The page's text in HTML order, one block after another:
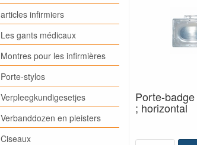
articles infirmiers
Les gants médicaux
Montres pour les infirmières
Porte-stylos
Verpleegkundigesetjes
Verbanddozen en pleisters
Ciseaux
Porte-
; horizontal